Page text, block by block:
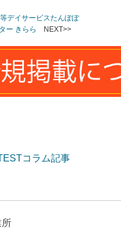
デイサービスたんぽぽ
ー きらら NEXT>>
コラム記事
所